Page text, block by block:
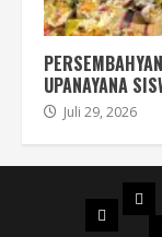
UPANAYANA
Juli 29, 2026